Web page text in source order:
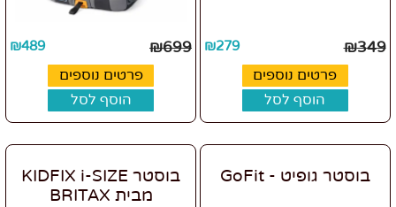
₪349
₪279
פרטים נוספים
הוסף לסל
₪699
₪489
פרטים נוספים
הוסף לסל
בוסטר גופיט - GoFit
בוסטר KIDFIX i-SIZE
מבית BRITAX